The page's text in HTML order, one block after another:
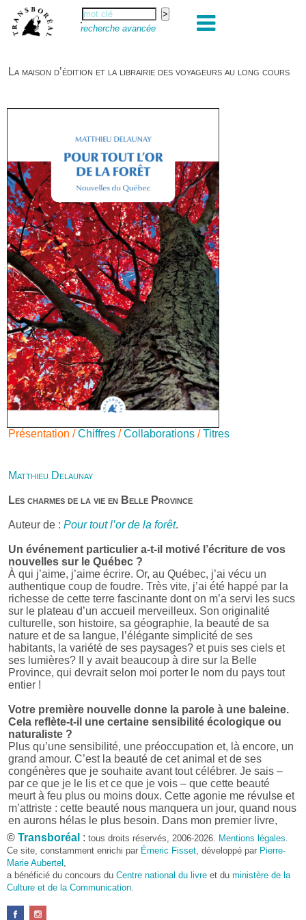
recherche avancée
La maison d’édition et la librairie des voyageurs au long cours
Présentation /Chiffres /Collaborations /Titres
Matthieu Delaunay
Les charmes de la vie en Belle Province
Auteur de : Pour tout l’or de la forêt.
Un événement particulier a-t-il motivé l’écriture de vos
nouvelles sur le Québec ?
À qui j’aime, j’aime écrire. Or, au Québec, j’ai vécu un
authentique coup de foudre. Très vite, j’ai été happé par la
richesse de cette terre fascinante dont on m’a servi les sucs
sur le plateau d’un accueil merveilleux. Son originalité
culturelle, son histoire, sa géographie, la beauté de sa
nature et de sa langue, l’élégante simplicité de ses
habitants, la variété de ses paysages? et puis ses ciels et
ses lumières? Il y avait beaucoup à dire sur la Belle
Province, qui devrait selon moi porter le nom du pays tout
entier !
Votre première nouvelle donne la parole à une baleine.
Cela reflète-t-il une certaine sensibilité écologique ou
naturaliste ?
Plus qu’une sensibilité, une préoccupation et, là encore, un
grand amour. C’est la beauté de cet animal et de ses
congénères que je souhaite avant tout célébrer. Je sais –
par ce que je le lis et ce que je vois – que cette beauté
meurt à feu plus ou moins doux. Cette agonie me révulse et
m’attriste : cette beauté nous manquera un jour, quand nous
en aurons hélas le plus besoin. Dans mon premier livre,
j’avais pris goût à me mettre dans la peau d’une bête. Outre
l’intérêt de l’exercice littéraire, il me semble que cela peut
être un bon moyen pour transmettre certains messages.
Pourquoi avoir choisi le format des nouvelles plutôt
qu’un autre ?
D’abord parce que j’aime (décidément!) en lire !
© Transboréal : tous droits réservés, 2006-2026. Mentions légales
Ce site, constamment enrichi par Émeric Fisset , développé par Pierre-
Marie Aubertel
a bénéficié du concours du Centre national du livre et du ministère de la
Culture et de la Communication